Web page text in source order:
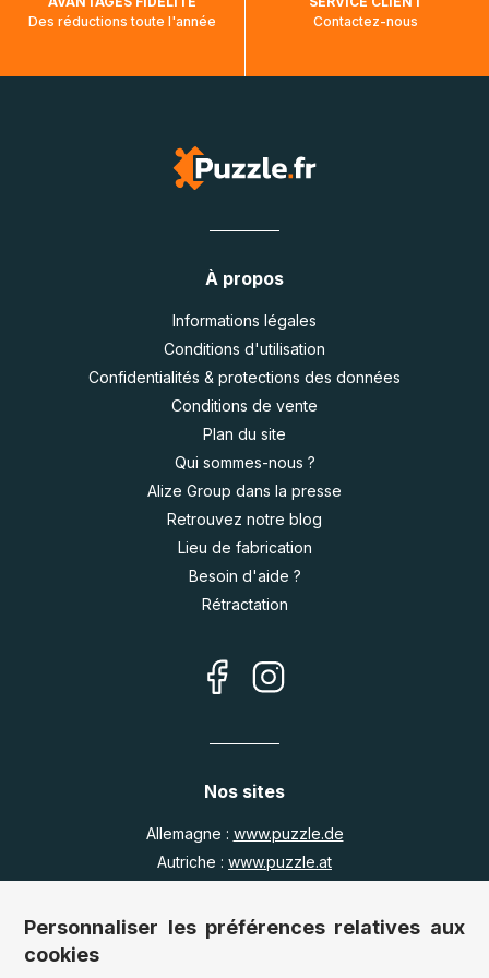
Des réductions toute l'année
Contactez-nous
À propos
Informations légales
Conditions d'utilisation
Confidentialités & protections des données
Conditions de vente
Plan du site
Qui sommes-nous ?
Alize Group dans la presse
Retrouvez notre blog
Lieu de fabrication
Besoin d'aide ?
Rétractation
Nos sites
Allemagne : www.puzzle.de
Autriche : www.puzzle.at
Royaume Uni :
www.jigsawpuzzle.co.uk
Personnaliser les préférences relatives aux
cookies